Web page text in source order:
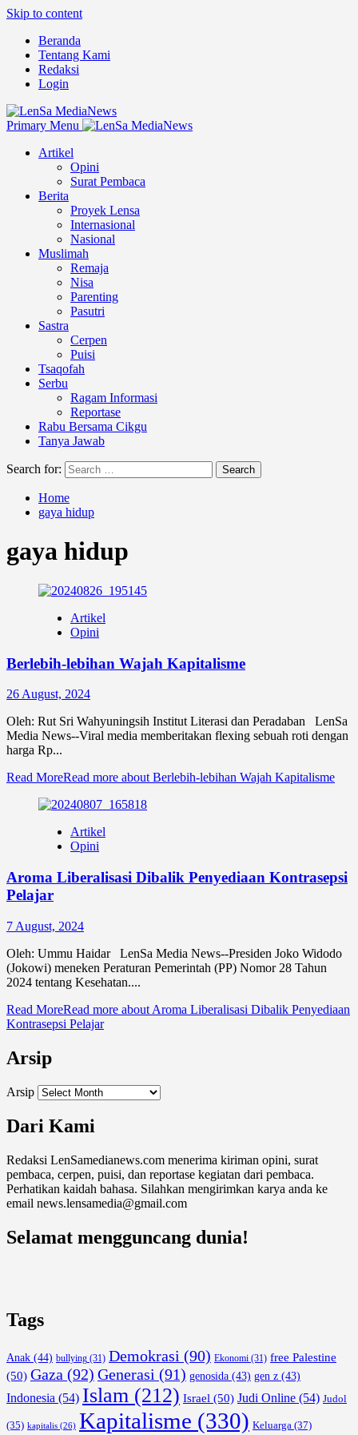
Skip to content
Beranda
Tentang Kami
Redaksi
Login
Primary Menu
Artikel
Opini
Surat Pembaca
Berita
Proyek Lensa
Internasional
Nasional
Muslimah
Remaja
Nisa
Parenting
Pasutri
Sastra
Cerpen
Puisi
Tsaqofah
Serbu
Ragam Informasi
Reportase
Rabu Bersama Cikgu
Tanya Jawab
Search for:
Home
gaya hidup
gaya hidup
Artikel
Opini
Berlebih-lebihan Wajah Kapitalisme
26 August, 2024
Oleh: Rut Sri Wahyuningsih Institut Literasi dan Peradaban LenSa
Media News--Viral media memberitakan flexing sebuah roti dengan
harga Rp...
Read MoreRead more about Berlebih-lebihan Wajah Kapitalisme
Artikel
Opini
Aroma Liberalisasi Dibalik Penyediaan Kontrasepsi
Pelajar
7 August, 2024
Oleh: Ummu Haidar LenSa Media News--Presiden Joko Widodo
(Jokowi) meneken Peraturan Pemerintah (PP) Nomor 28 Tahun
2024 tentang Kesehatan....
Read MoreRead more about Aroma Liberalisasi Dibalik Penyediaan
Kontrasepsi Pelajar
Arsip
Arsip
Dari Kami
Redaksi LenSamedianews.com menerima kiriman opini, surat
pembaca, cerpen, puisi, dan reportase kegiatan dari pembaca.
Perhatikan kaidah bahasa. Silahkan mengirimkan karya anda ke
email news.lensamedia@gmail.com
Selamat mengguncang dunia!
Tags
Anak (44) bullying (31) Demokrasi (90) Ekonomi (31) free Palestine
(50) Gaza (92) Generasi (91) genosida (43) gen z (43)
Indonesia (54) Islam (212) Israel (50) Judi Online (54) Judol
(35) kapitalis (26) Kapitalisme (330) Keluarga (37)